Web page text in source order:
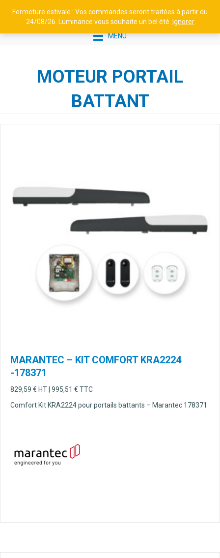
Fermeture estivale : Vos commandes seront traitées à partir du
24/08/26. Luminance vous souhaite un bel été.
Ignorer
MENU
MOTEUR PORTAIL
BATTANT
MARANTEC – KIT COMFORT KRA2224
-178371
829,59 € HT | 995,51 € TTC
Comfort Kit KRA2224 pour portails battants – Marantec 178371